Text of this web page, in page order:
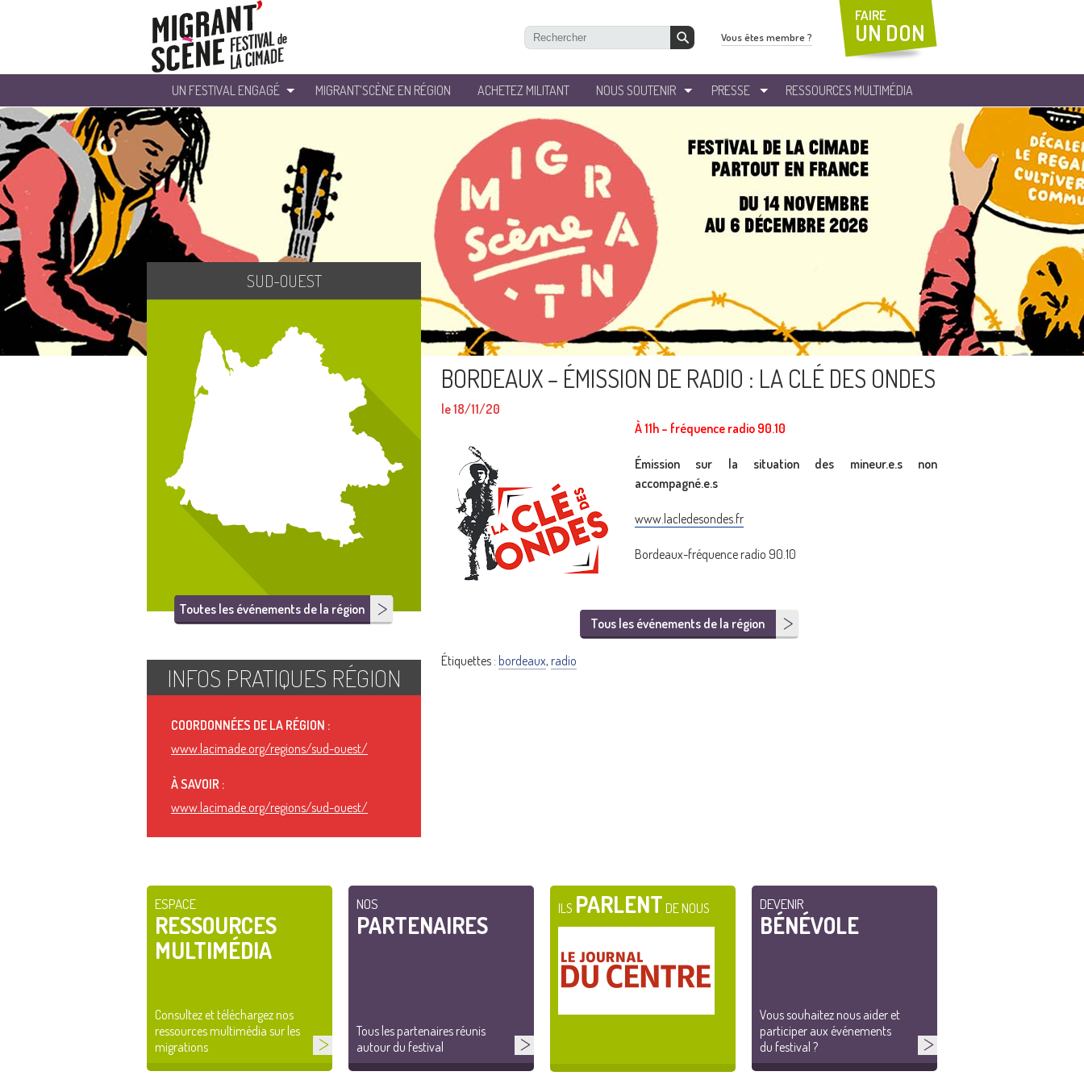
UN FESTIVAL ENGAGÉ MIGRANT’SCÈNE EN RÉGION ACHETEZ MILITANT NOUS SOUTENIR PRESSE RESSOURCES MULTIMÉDIA
Vous êtes membre ?
FAIRE
UN DON
BORDEAUX – ÉMISSION DE RADIO : LA CLÉ DES ONDES
le 18/11/20
À 11h – fréquence radio 90.10
Émission sur la situation des mineur.e.s non
accompagné.e.s
www.lacledesondes.fr
Bordeaux-fréquence radio 90.10
Tous les événements de la région
Étiquettes : bordeaux, radio
SUD-OUEST
Toutes les événements de la région
INFOS PRATIQUES RÉGION
COORDONNÉES DE LA RÉGION :
www.lacimade.org/regions/sud-ouest/
À SAVOIR :
www.lacimade.org/regions/sud-ouest/
ESPACE
RESSOURCES
MULTIMÉDIA
Consultez et téléchargez nos
ressources multimédia sur les
migrations
NOS
PARTENAIRES
Tous les partenaires réunis
autour du festival
ILS PARLENT DE NOUS DEVENIR
BÉNÉVOLE
Vous souhaitez nous aider et
participer aux événements
du festival ?